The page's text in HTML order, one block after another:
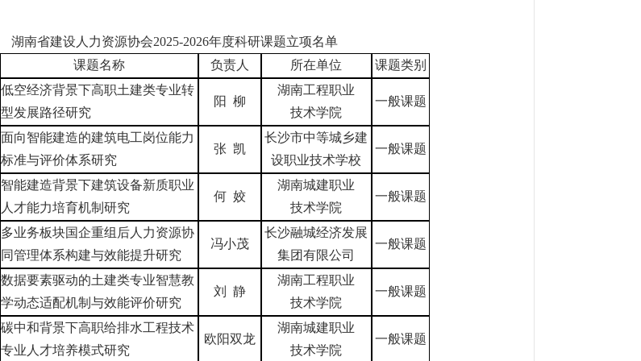
湖南省建设人力资源协会2025-2026年度科研课题立项名单
课题名称 负责人 所在单位 课题类别
低空经济背景下高职土建类专业转
型发展路径研究
阳 柳
湖南工程职业
技术学院
一般课题
面向智能建造的建筑电工岗位能力
标准与评价体系研究
张 凯
长沙市中等城乡建
设职业技术学校
一般课题
智能建造背景下建筑设备新质职业
人才能力培育机制研究
何 姣
湖南城建职业
技术学院
一般课题
多业务板块国企重组后人力资源协
同管理体系构建与效能提升研究
冯小茂
长沙融城经济发展
集团有限公司
一般课题
数据要素驱动的土建类专业智慧教
学动态适配机制与效能评价研究
刘 静
湖南工程职业
技术学院
一般课题
碳中和背景下高职给排水工程技术
专业人才培养模式研究
欧阳双龙
湖南城建职业
技术学院
一般课题